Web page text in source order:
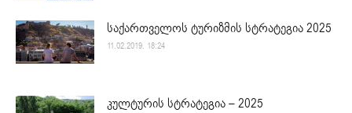
საქართველოს ტურიზმის სტრატეგია 2025
11.02.2019. 18:24
კულტურის სტრატეგია – 2025